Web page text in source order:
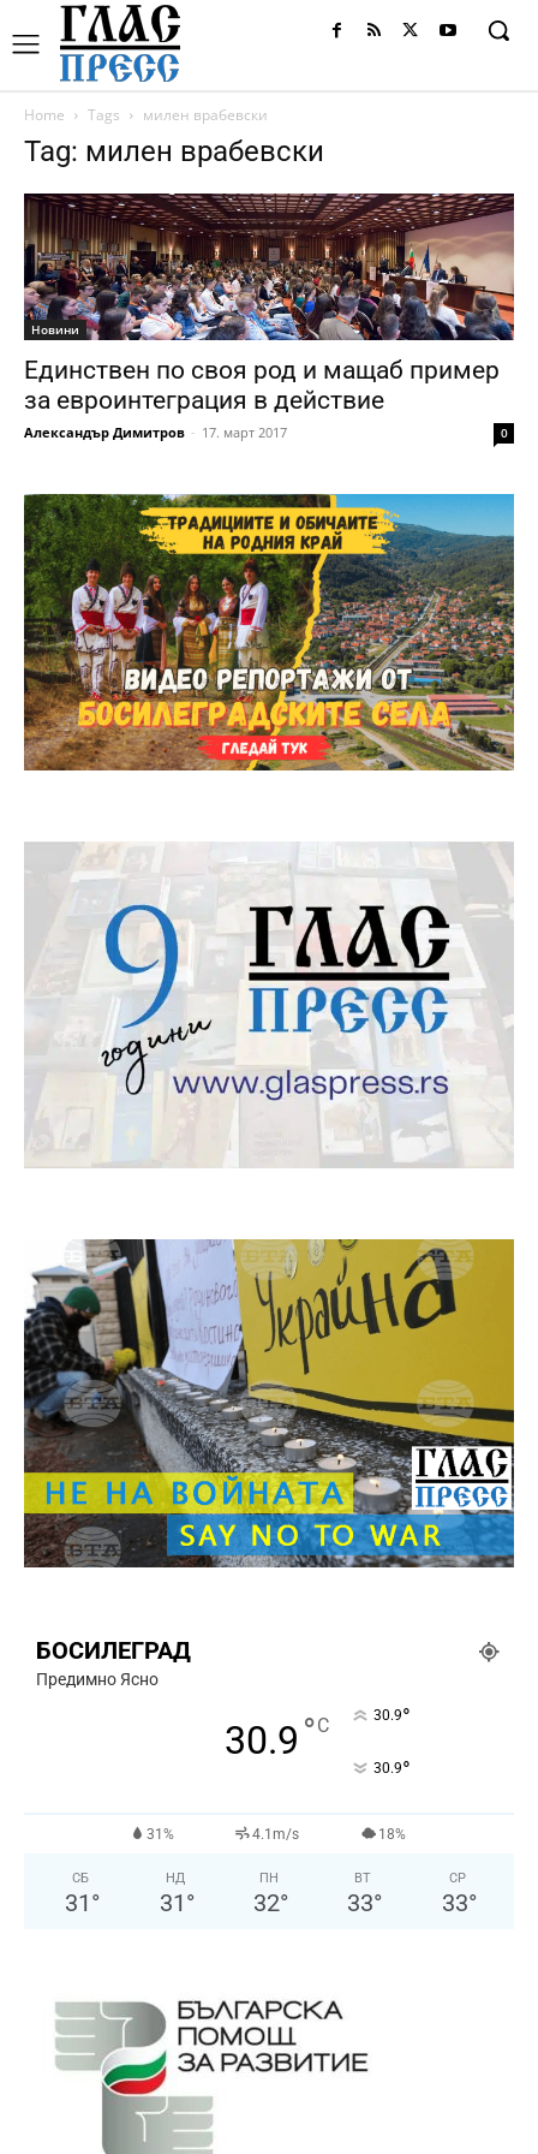
Home Tags милен врабевски
Tag: милен врабевски
Новини
Единствен по своя род и мащаб пример
за евроинтеграция в действие
Александър Димитров - 17. март 2017 0
БОСИЛЕГРАД
Предимно Ясно
30.9 °C 30.9°
30.9°
31% 4.1m/s 18%
СБ
31 °
НД
31 °
ПН
32°
ВТ
33°
СР
33°